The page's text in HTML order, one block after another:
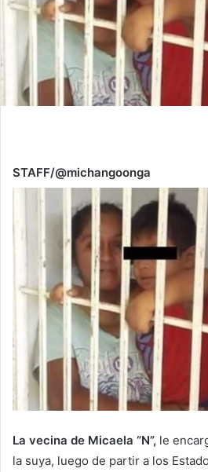
STAFF/@michangoonga
La vecina de Micaela “N”, le
la suya, luego de partir a los